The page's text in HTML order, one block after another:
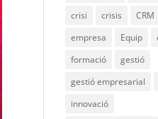
crisi
crisis
CRM
empresa
Equip
formació
gestió
gestió empresarial
innovació